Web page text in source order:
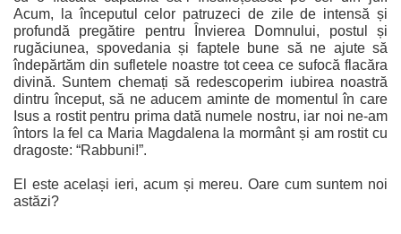
Acum, la începutul celor patruzeci de zile de intensă și
profundă pregătire pentru Învierea Domnului, postul și
rugăciunea, spovedania și faptele bune să ne ajute să
îndepărtăm din sufletele noastre tot ceea ce sufocă flacăra
divină. Suntem chemați să redescoperim iubirea noastră
dintru început, să ne aducem aminte de momentul în care
Isus a rostit pentru prima dată numele nostru, iar noi ne-am
întors la fel ca Maria Magdalena la mormânt și am rostit cu
dragoste: “Rabbuni!”.
El este același ieri, acum și mereu. Oare cum suntem noi
astăzi?